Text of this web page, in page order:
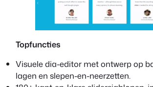
Topfuncties
Visuele dia-editor met ontwerp op
lagen en slepen-en-neerzetten.